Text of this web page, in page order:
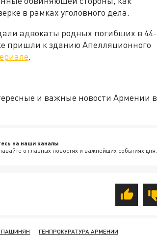
в рамках уголовного дела.
адвокаты родных погибших в 44-
пришли к зданию Апелляционного
.
и важные новости Армении в
на наши каналы
о главных новостях и важнейших событиях дня.
ПАШИНЯН
ГЕНПРОКУРАТУРА АРМЕНИИ